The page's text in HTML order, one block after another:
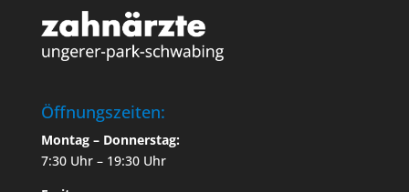
Öffnungszeiten:
Montag – Donnerstag:
7:30 Uhr – 19:30 Uhr